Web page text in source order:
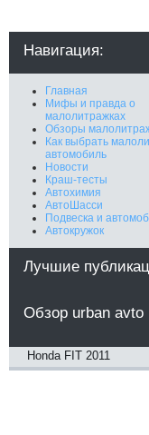
Навигация:
Главная
Мифы и правда о
малолитражках
Обзоры
Как выбрать
автомобиль
Новости
Краш-тесты
Автохимия
АвтоШасси
Подвеска и
Автокружок
Лучшие
Обзор urban avto
Honda FIT 2011